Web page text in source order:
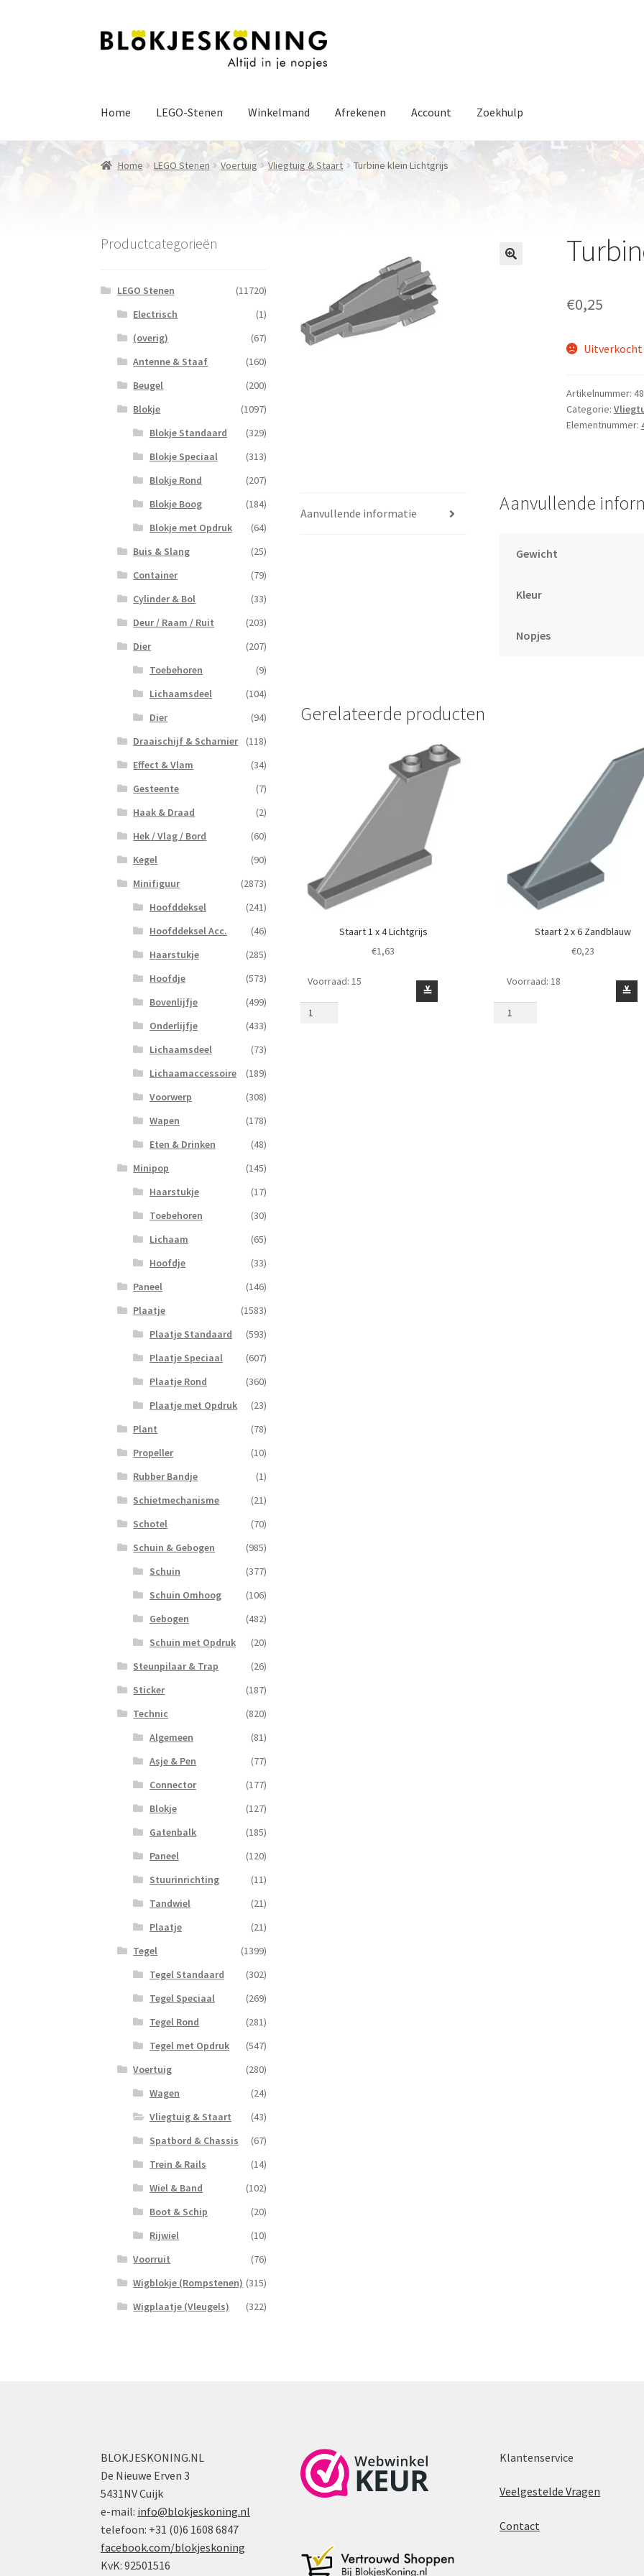
Ga
Ga
Home
LEGO-Stenen Winkelmand Afrekenen Account Zoekhulp
Home LEGO Stenen Voertuig Vliegtuig & Staart Turbine klein Lichtgrijs
€0,25
Uitverkocht
Artikelnummer:
Categorie:
Elementnummer:
Aanvullende informatie Aanvullende
Gewicht
Kleur
Nopjes
Gerelateerde producten
Staart 1 x 4 Lichtgrijs
€1,63
Staart
1
≚
Voorraad: 15
Staart 2 x 6 Zandblauw
€0,23
Staart
2
≚
Voorraad: 18
Productcategorieën
LEGO Stenen
(11720)
Electrisch
(1)
(overig)
(67)
Antenne & Staaf
(160)
Beugel
(200)
Blokje
(1097)
Blokje Standaard
(329)
Blokje Speciaal
(313)
Blokje Rond
(207)
Blokje Boog
(184)
Blokje met Opdruk
(64)
Buis & Slang
(25)
Container
(79)
Cylinder & Bol
(33)
Deur / Raam / Ruit
(203)
Dier
(207)
Toebehoren
(9)
Lichaamsdeel
(104)
Dier
(94)
Draaischijf & Scharnier
(118)
Effect & Vlam
(34)
Gesteente
(7)
Haak & Draad
(2)
Hek / Vlag / Bord
(60)
Kegel
(90)
Minifiguur
(2873)
Hoofddeksel
(241)
Hoofddeksel Acc.
(46)
Haarstukje
(285)
Hoofdje
(573)
Bovenlijfje
(499)
Onderlijfje
(433)
Lichaamsdeel
(73)
Lichaamaccessoire
(189)
Voorwerp
(308)
Wapen
(178)
Eten & Drinken
(48)
Minipop
(145)
Haarstukje
(17)
Toebehoren
(30)
Lichaam
(65)
Hoofdje
(33)
Paneel
(146)
Plaatje
(1583)
Plaatje Standaard
(593)
Plaatje Speciaal
(607)
Plaatje Rond
(360)
Plaatje met Opdruk
(23)
Plant
(78)
Propeller
(10)
Rubber Bandje
(1)
Schietmechanisme
(21)
Schotel
(70)
Schuin & Gebogen
(985)
Schuin
(377)
Schuin Omhoog
(106)
Gebogen
(482)
Schuin met Opdruk
(20)
Steunpilaar & Trap
(26)
Sticker
(187)
Technic
(820)
Algemeen
(81)
Asje & Pen
(77)
Connector
(177)
Blokje
(127)
Gatenbalk
(185)
Paneel
(120)
Stuurinrichting
(11)
Tandwiel
(21)
Plaatje
(21)
Tegel
(1399)
Tegel Standaard
(302)
Tegel Speciaal
(269)
Tegel Rond
(281)
Tegel met Opdruk
(547)
Voertuig
(280)
Wagen
(24)
Vliegtuig & Staart
(43)
Spatbord & Chassis
(67)
Trein & Rails
(14)
Wiel & Band
(102)
Boot & Schip
(20)
Rijwiel
(10)
Voorruit
(76)
Wigblokje (Rompstenen) (315)
Wigplaatje (Vleugels)
(322)
BLOKJESKONING.NL
De Nieuwe Erven 3
5431NV Cuijk
e-mail: info@blokjeskoning.nl
telefoon: +31 (0)6 1608 6847
facebook.com/blokjeskoning
KvK: 92501516
Klantenservice
Veelgestelde Vragen
Contact